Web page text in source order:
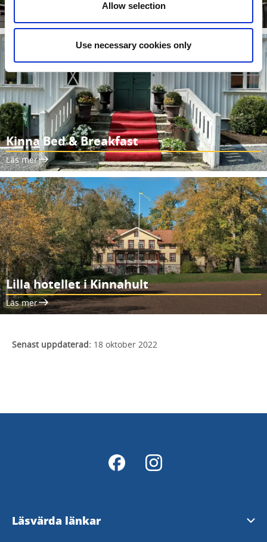
Allow selection
Use necessary cookies only
Kinna Bed & Breakfast
Läs mer
Lilla hotellet i Kinnahult
Läs mer
Senast uppdaterad: 18 oktober 2022
Läsvärda länkar